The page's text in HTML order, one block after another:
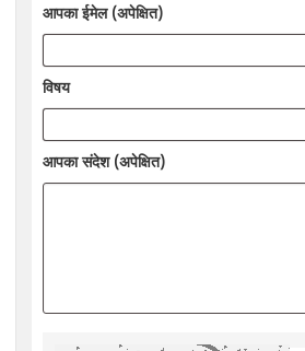
आपका ईमेल (अपेक्षित)
विषय
आपका संदेश (अपेक्षित)